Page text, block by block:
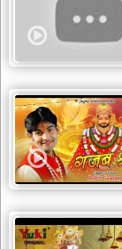
शनि
देव
भजन
shani
dev
bhajans
आज
का
भजन
bhajan
of
the
day